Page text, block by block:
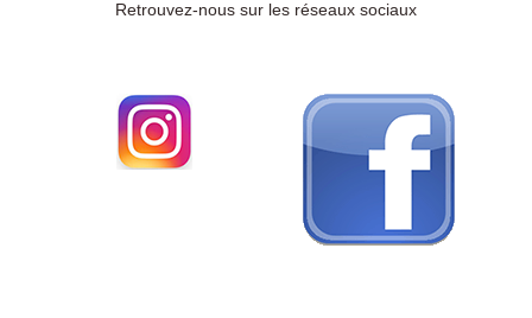
Retrouvez-nous sur les réseaux sociaux